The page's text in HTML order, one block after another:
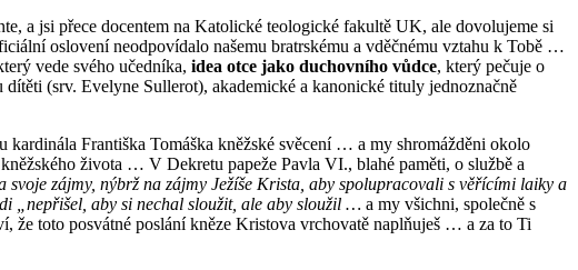
a jsi přece docentem na Katolické teologické fakultě UK, ale dovolujeme si
oslovení neodpovídalo našemu bratrskému a vděčnému vztahu k Tobě …
vede svého učedníka, idea otce jako duchovního vůdce, který pečuje o
(srv. Evelyne Sullerot), akademické a kanonické tituly jednoznačně
Františka Tomáška kněžské svěcení … a my shromážděni okolo
života … V Dekretu papeže Pavla VI., blahé paměti, o službě a
zájmy, nýbrž na zájmy Ježíše Krista, aby spolupracovali s věřícími laiky a
„nepřišel, aby si nechal sloužit, ale aby sloužil … a my všichni, společně s
že toto posvátné poslání kněze Kristova vrchovatě naplňuješ … a za to Ti